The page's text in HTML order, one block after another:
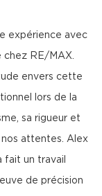
expérience avec
chez RE/MAX.
envers cette
lors de la
sa rigueur et
attentes. Alex
fait un travail
de précision